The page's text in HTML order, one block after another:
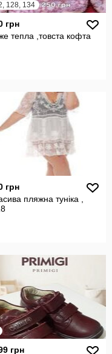
128, 134
грн
тепла ,товста кофта
грн
пляжна туніка ,
грн